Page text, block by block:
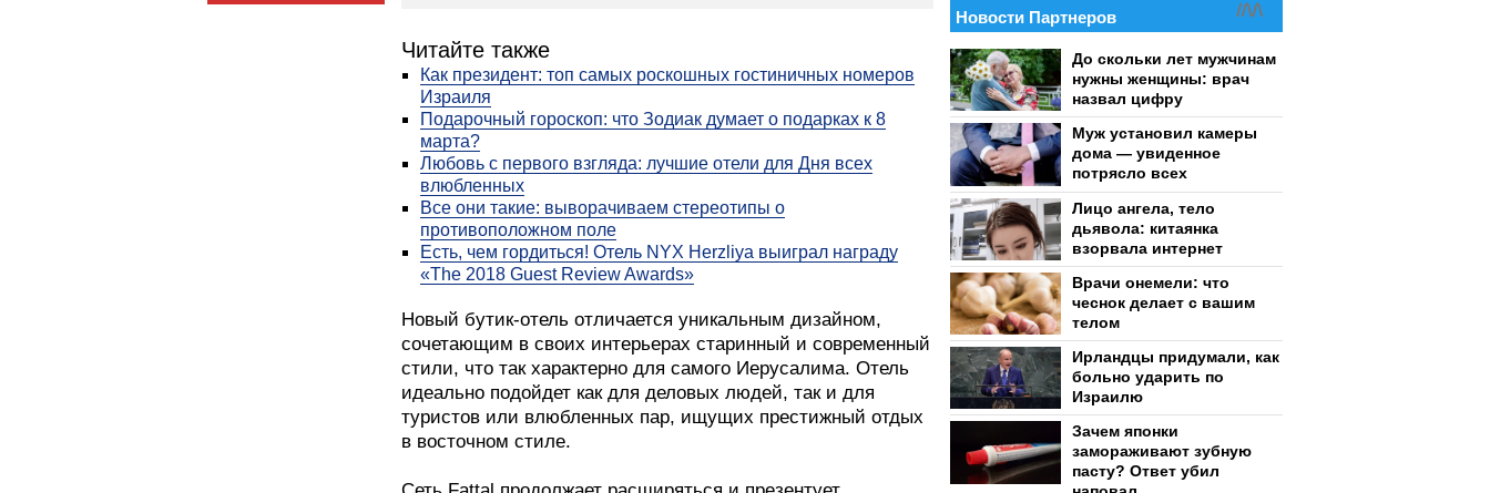
Читайте также
Как президент: топ самых роскошных гостиничных номеров
Израиля
Подарочный гороскоп: что Зодиак думает о подарках к 8
марта?
Любовь с первого взгляда: лучшие отели для Дня всех
влюбленных
Все они такие: выворачиваем стереотипы о
противоположном поле
Есть, чем гордиться! Отель NYX Herzliya выиграл награду
«The 2018 Guest Review Awards»
Новый бутик-отель отличается уникальным дизайном,
сочетающим в своих интерьерах старинный и современный
стили, что так характерно для самого Иерусалима. Отель
идеально подойдет как для деловых людей, так и для
туристов или влюбленных пар, ищущих престижный отдых
в восточном стиле.